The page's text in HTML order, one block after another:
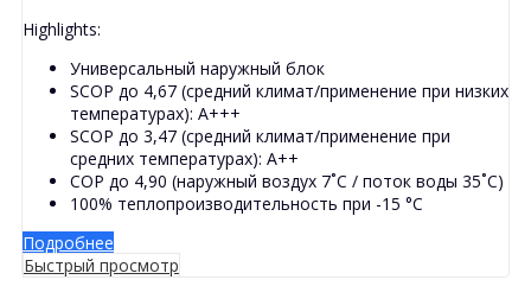
Highlights:
Универсальный наружный блок
SCOP до 4,67 (средний климат/применение при низких
температурах): A+++
SCOP до 3,47 (средний климат/применение при
средних температурах): A++
COP до 4,90 (наружный воздух 7˚C / поток воды 35˚C)
100% теплопроизводительность при -15 °C
Подробнее
Быстрый просмотр